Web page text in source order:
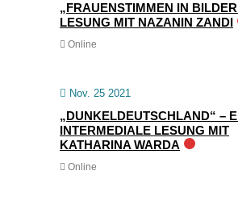
„FRAUENSTIMMEN IN
LESUNG MIT NAZANIN ZANDI
Online
Nov. 25 2021
„DUNKELDEUTSCHLAND“ –
INTERMEDIALE LESUNG MIT
KATHARINA WARDA
Online